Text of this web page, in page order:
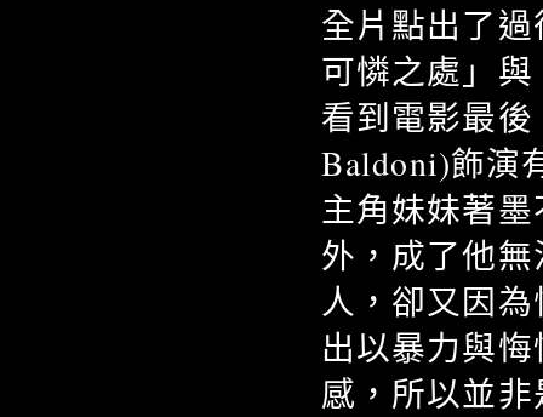
全片點出了
可憐之處」
看到電影最
Baldoni)飾演
主角妹妹著
外，成了他
人，卻又因
出以暴力與
感，所以並